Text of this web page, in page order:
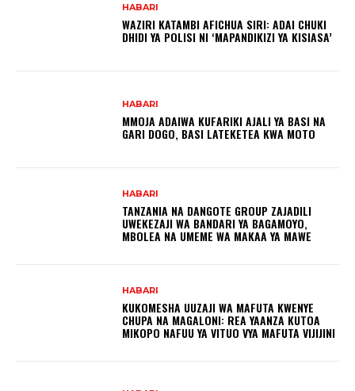
HABARI
WAZIRI KATAMBI AFICHUA SIRI: ADAI CHUKI
DHIDI YA POLISI NI ‘MAPANDIKIZI YA KISIASA’
HABARI
MMOJA ADAIWA KUFARIKI AJALI YA BASI NA
GARI DOGO, BASI LATEKETEA KWA MOTO
HABARI
TANZANIA NA DANGOTE GROUP ZAJADILI
UWEKEZAJI WA BANDARI YA BAGAMOYO,
MBOLEA NA UMEME WA MAKAA YA MAWE
HABARI
KUKOMESHA UUZAJI WA MAFUTA KWENYE
CHUPA NA MAGALONI: REA YAANZA KUTOA
MIKOPO NAFUU YA VITUO VYA MAFUTA VIJIJINI